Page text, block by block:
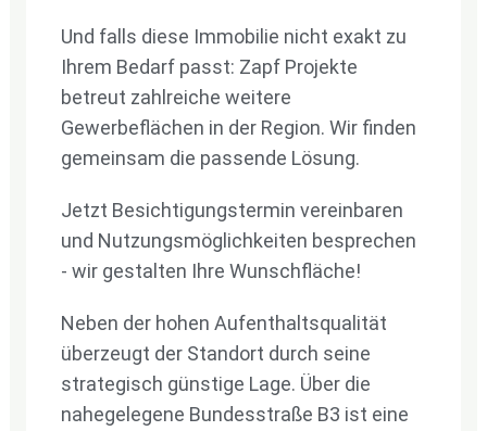
Und falls diese Immobilie nicht exakt zu
Ihrem Bedarf passt: Zapf Projekte
betreut zahlreiche weitere
Gewerbeflächen in der Region. Wir finden
gemeinsam die passende Lösung.
Jetzt Besichtigungstermin vereinbaren
und Nutzungsmöglichkeiten besprechen
- wir gestalten Ihre Wunschfläche!
Neben der hohen Aufenthaltsqualität
überzeugt der Standort durch seine
strategisch günstige Lage. Über die
nahegelegene Bundesstraße B3 ist eine